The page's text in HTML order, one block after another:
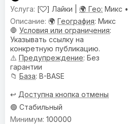
[
] Лайки | 🌍 Гео: Микс •
🌍 География: Микс
🛑 Условия или ограничения:
Указывать ссылку на
конкретную публикацию.
⚠️ Предупреждениe: Без
гарантии
📁 База: B-BASE
↩️ Доступна кнопка отмены
🟢 Стабильный
100000